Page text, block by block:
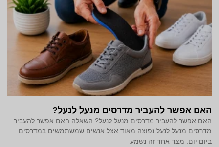
האם אפשר להעביר מדרסים מנעל לנעל?
האם אפשר להעביר מדרסים מנעל לנעל? השאלה האם אפשר להעביר
מדרסים מנעל לנעל נפוצה מאוד אצל אנשים שמשתמשים במדרסים
ביום יום. מצד אחד זה נשמע